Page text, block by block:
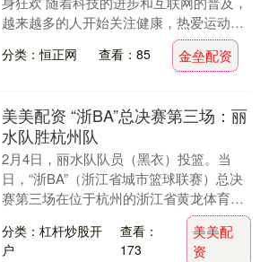
越来越多的人开始关注健康，热爱运动。
为了满足各年龄段人群对健身的需求，全
民健身线上运动....
分类：恒正网 查看：85 金垒配资
美美配资 “浙BA”总决赛第三场：丽
水队胜杭州队
2月4日，丽水队队员（黑衣）投篮。当
日，“浙BA”（浙江省城市篮球联赛）总决
赛第三场在位于杭州的浙江省黄龙体育中
心举行，本场比赛丽水队59比58险胜杭州
队，总比....
分类：杠杆炒股开
户
查看：
173
美美配
资